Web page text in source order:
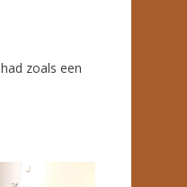
zoals een